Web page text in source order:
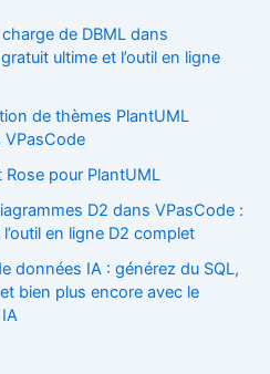
de DBML dans
ultime et l’outil en ligne
de thèmes PlantUML
Rose pour PlantUML
D2 dans VPasCode :
en ligne D2 complet
données IA : générez du SQL,
bien plus encore avec le